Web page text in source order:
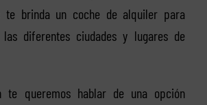
te brinda un coche de alquiler para
diferentes ciudades y lugares de
te queremos hablar de una opción